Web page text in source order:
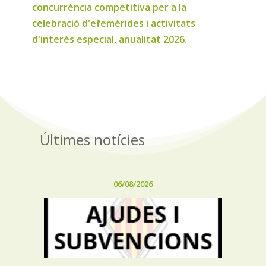
concurrència competitiva per a la
celebració d'efemèrides i activitats
d'interès especial, anualitat 2026.
Últimes notícies
06/08/2026